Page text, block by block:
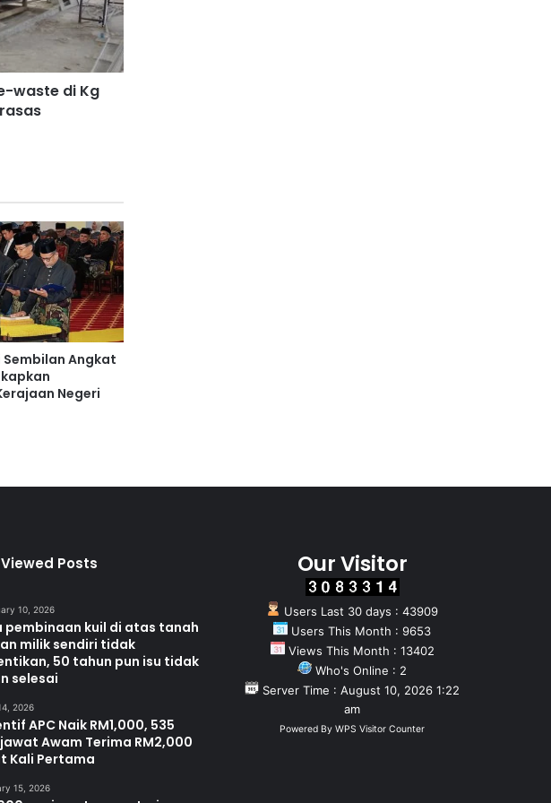
waste di Kg
Sembilan Angkat
Negeri
Posts
10, 2026
pembinaan kuil di atas tanah
milik sendiri tidak
50 tahun pun isu tidak
selesai
2026
APC Naik RM1,000, 535
Awam Terima RM2,000
Kali Pertama
15, 2026
Our Visitor
Users Last 30 days : 43909
Users This Month : 9653
Views This Month : 13402
Who's Online : 2
Server Time : August 10, 2026 1:22
am
Powered By WPS Visitor Counter